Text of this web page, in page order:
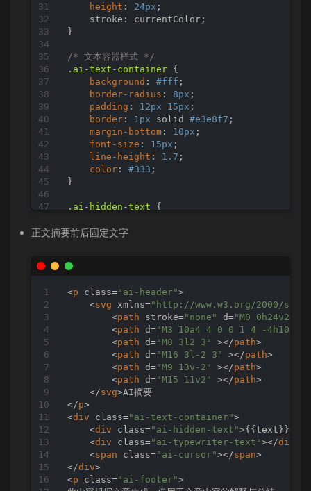
height : 24px ;
    stroke: currentColor;
}
/* 文本容器样式 */
.ai-text-container {
background : #fff ;
border-radius : 8px ;
padding : 12px 15px ;
border : 1px solid #e3e8f7 ;
margin-bottom : 10px ;
font-size : 15px ;
line-height : 1.7 ;
color : #333 ;
}
.ai-hidden-text {
}
word-wrap : break-word;
white-space: pre-wrap;
/* 光标样式及动画 */
.ai-cursor {
display: inline-block;
width: 2px ;
height: 1em;
margin-left : 3px ;
animation: ai-blink 0.7s infinite;
vertical-align : middle;
@keyframes ai-blink {
正文摘要前后固定文字
<p class="ai-header">
<svg xmlns="http://www.w3.org/2000/svg"
<path stroke="none" d="M0
<path d="M3 10a4 4 0 0 1 4 -
<path d="M8 3l2 3" ></path>
<path d="M16 3l-2 3" ></path>
<path d="M9 13v-2" ></path>
<path d="M15 11v2" ></path>
</svg>
</p>
<div class="ai-text-container">
<div class="ai-hidden-text">{{text}}</
<div class="ai-typewriter-text"></div
<span class="ai-cursor"></span>
</div>
<p class="ai-footer">